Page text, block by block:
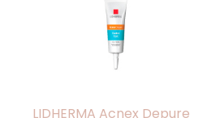
LIDHERMA Acnex Depure